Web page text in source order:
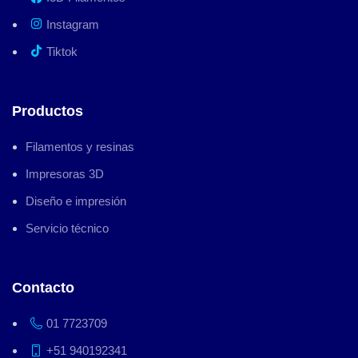
Instagram
Tiktok
Productos
Filamentos y resinas
Impresoras 3D
Diseño e impresión
Servicio técnico
Contacto
01 7723709
+51 940192341